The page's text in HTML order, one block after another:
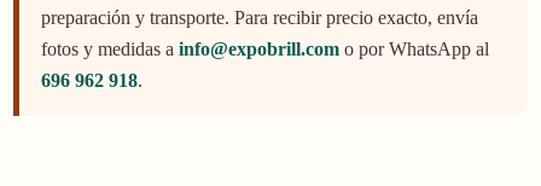
preparación y transporte. Para recibir precio exacto, envía
fotos y medidas a info@expobrill.com o por WhatsApp al
696 962 918.